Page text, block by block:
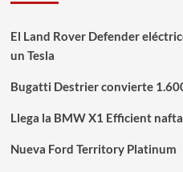
El Land Rover Defender
un Tesla
Bugatti Destrier convierte
Llega la BMW X1 Efficient nafta
Nueva Ford Territory Platinum